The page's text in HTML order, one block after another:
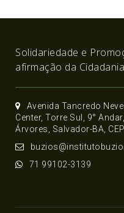
Solidariedade e
afirmação da Cidadania
Avenida Tancredo
Center, Torre Sul, 9°
Árvores, Salvador-BA,
71 99102-3139